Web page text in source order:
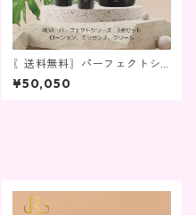
〖送料無料〗パーフェクトシ
リーズ3点セット
¥50,050